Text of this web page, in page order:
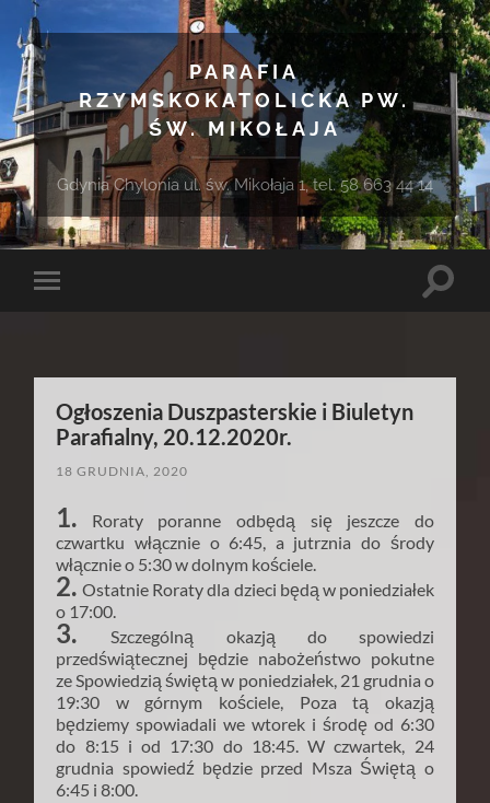
PARAFIA
RZYMSKOKATOLICKA PW.
ŚW. MIKOŁAJA
Gdynia Chylonia ul. św. Mikołaja 1, tel. 58 663 44 14
Toggle
Toggle
Ogłoszenia Duszpasterskie i Biuletyn
Parafialny, 20.12.2020r.
18 GRUDNIA, 2020
1. Roraty poranne odbędą się jeszcze do
czwartku włącznie o 6:45, a jutrznia do środy
włącznie o 5:30 w dolnym kościele.
2. Ostatnie Roraty dla dzieci będą w poniedziałek
o 17:00.
3.
Szczególną okazją do spowiedzi
przedświątecznej będzie nabożeństwo pokutne
ze Spowiedzią świętą w poniedziałek, 21 grudnia o
19:30 w górnym kościele, Poza tą okazją
będziemy spowiadali we wtorek i środę od 6:30
do 8:15 i od 17:30 do 18:45. W czwartek, 24
grudnia spowiedź będzie przed Msza Świętą o
6:45 i 8:00.